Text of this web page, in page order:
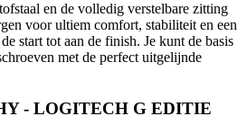
en de volledig verstelbare zitting
voor ultiem comfort, stabiliteit en een
start tot aan de finish. Je kunt de basis
met de perfect uitgelijnde
- LOGITECH G EDITIE